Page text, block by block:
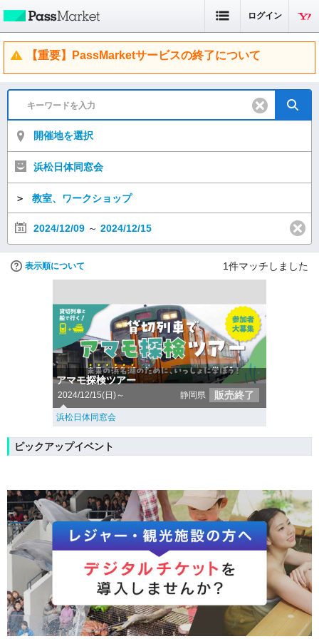
ログイン
【重要】PassMarketサービスの終了について
開催地を選択
浜松日体同窓会
＞ 教室、ワークショップ
2024/12/09 ～ 2024/12/15
表示順について 1件マッチしました
アマモ探検ツアー
2024/12/15(日)～ 静岡県 販売終了
浜松日体同窓会
ピックアップイベント